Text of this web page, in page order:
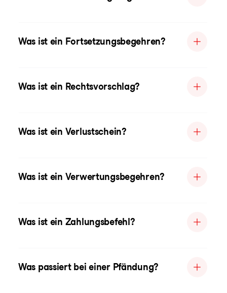
Was ist ein Fortsetzungsbegehren?
Was ist ein Rechtsvorschlag?
Was ist ein Verlustschein?
Was ist ein Verwertungsbegehren?
Was ist ein Zahlungsbefehl?
Was passiert bei einer Pfändung?